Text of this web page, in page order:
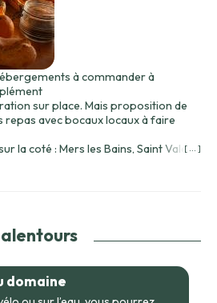
à commander à
sur place. Mais proposition de
avec bocaux locaux à faire
la coté : Mers les Bains, Saint Valéry
[ ... ]
domaine